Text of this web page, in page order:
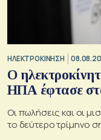
ΗΛΕΚΤΡΟΚΙΝΗΣΗ
Ο
ΗΠΑ έφτασε
Οι πωλήσεις και οι
το δεύτερο τρίμηνο